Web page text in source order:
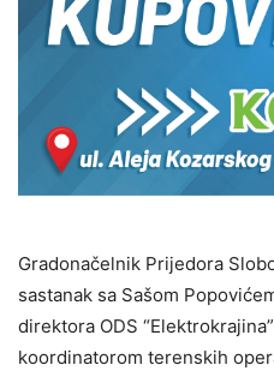
Gradonačelnik Prijedora
sastanak sa Sašom
direktora ODS
koordinatorom terenskih